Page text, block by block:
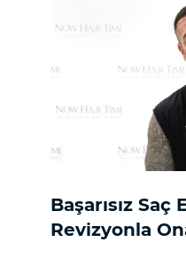
Başarısız
Revizyonla